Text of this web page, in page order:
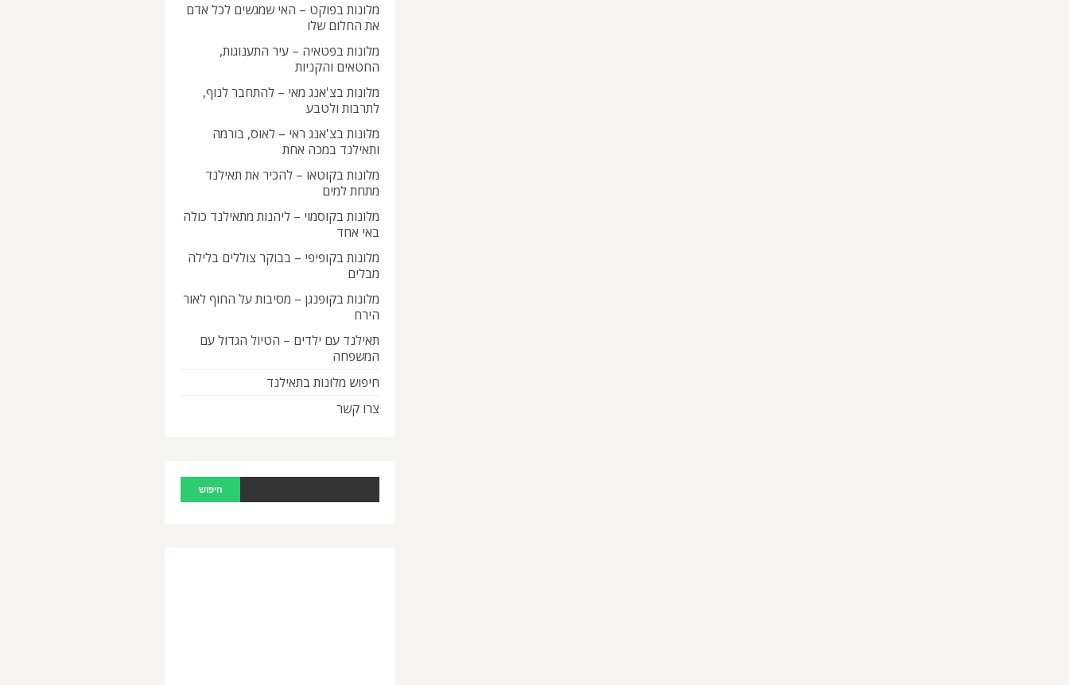
מלונות בפוקט – האי שמגשים לכל אדם
את החלום שלו
מלונות בפטאיה – עיר התענוגות,
החטאים והקניות
מלונות בצ'אנג מאי – להתחבר לנוף,
לתרבות ולטבע
מלונות בצ'אנג ראי – לאוס, בורמה
ותאילנד במכה אחת
מלונות בקוטאו – להכיר את תאילנד
מתחת למים
מלונות בקוסמוי – ליהנות מתאילנד כולה
באי אחד
מלונות בקופיפי – בבוקר צוללים בלילה
מבלים
מלונות בקופנגן – מסיבות על החוף לאור
הירח
תאילנד עם ילדים – הטיול הגדול עם
המשפחה
חיפוש מלונות בתאילנד
צרו קשר